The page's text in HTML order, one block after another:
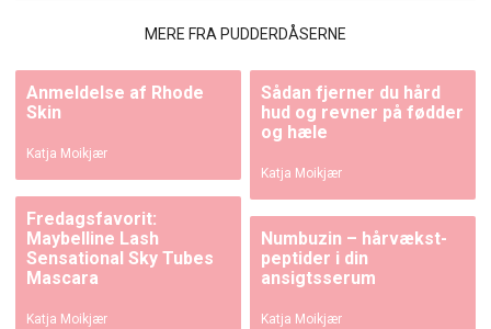
MERE FRA PUDDERDÅSERNE
Anmeldelse af Rhode
Skin
Katja Moikjær
Sådan fjerner du hård
hud og revner på fødder
og hæle
Katja Moikjær
Fredagsfavorit:
Maybelline Lash
Sensational Sky Tubes
Mascara
Katja Moikjær
Numbuzin – hårvækst-
peptider i din
ansigtsserum
Katja Moikjær